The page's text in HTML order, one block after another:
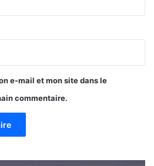
e-mail et mon site dans le
commentaire.